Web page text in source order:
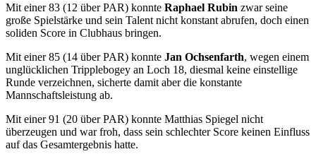
Mit einer 83 (12 über PAR) konnte Raphael Rubin zwar seine
große Spielstärke und sein Talent nicht konstant abrufen, doch einen
soliden Score in Clubhaus bringen.
Mit einer 85 (14 über PAR) konnte Jan Ochsenfarth, wegen einem
unglücklichen Tripplebogey an Loch 18, diesmal keine einstellige
Runde verzeichnen, sicherte damit aber die konstante
Mannschaftsleistung ab.
Mit einer 91 (20 über PAR) konnte Matthias Spiegel nicht
überzeugen und war froh, dass sein schlechter Score keinen Einfluss
auf das Gesamtergebnis hatte.